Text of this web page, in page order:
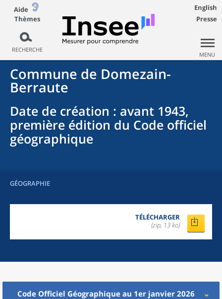
Aide
Thèmes
RECHERCHE
English
Presse
MENU
Commune de Domezain-
Berraute
Date de création : avant 1943,
première édition du Code officiel
géographique
GÉOGRAPHIE
TÉLÉCHARGER
(zip, 13 ko)
Code Officiel Géographique au 1er janvier 2026